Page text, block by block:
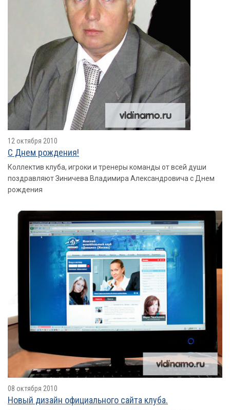
12 октября 2010
С Днем рождения!
Коллектив клуба, игроки и тренеры команды от всей души
поздравляют Зиничева Владимира Александровича с Днем
рождения
08 октября 2010
Новый дизайн официального сайта клуба.